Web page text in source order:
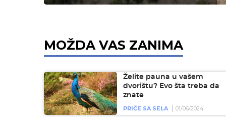
MOŽDA VAS ZANIMA
Želite pauna u vašem
dvorištu? Evo šta treba da
znate
PRIČE SA SELA
01/06/2024